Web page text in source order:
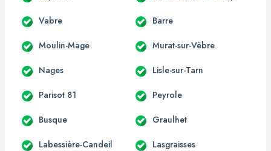
Vabre Barre
Moulin-Mage Murat-sur-Vèbre
Nages Lisle-sur-Tarn
Parisot 81 Peyrole
Busque Graulhet
Labessière-Candeil Lasgraisses